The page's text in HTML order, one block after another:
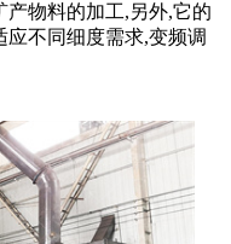
物料的加工,另外,它的
不同细度需求,变频调